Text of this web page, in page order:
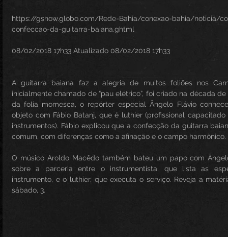
https://gshow.globo.com/Rede-Bahia/conexao-bahia/noticia/
confeccao-da-guitarra-baiana.ghtml
08/02/2018 17h33 Atualizado 08/02/2018 17h33
A guitarra baiana faz a alegria de muitos foliões nos
inicialmente chamado de “pau elétrico”, foi criado na década
da folia momesca, o repórter especial Ângelo Flávio
objeto com Fábio Batanj, que é luthier (profissional
instrumentos). Fábio explicou que a confecção da guitarra
comum, com diferenças como a afinação e o campo harmônico.
O músico Aroldo Macêdo também bateu um papo com
sobre a parceria entre o instrumentista, que lista as
instrumento, e o luthier, que executa o serviço. Reveja a
sábado, 3.